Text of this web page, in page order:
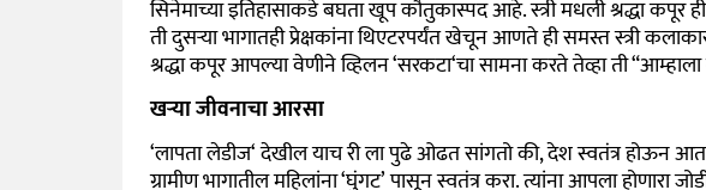
सिनेमाच्या इतिहासाकडे बघता खूप कौतुकास्पद आहे. स्त्री मधली श्रद्धा कपूर
ती दुसऱ्या भागातही प्रेक्षकांना थिएटरपर्यंत खेचून आणते ही समस्त स्त्री
श्रद्धा कपूर आपल्या वेणीने व्हिलन‘सरकटा‘चा सामना करते तेव्हा ती
खऱ्या जीवनाचा आरसा
‘लापता लेडीज‘देखील याच री ला पुढे ओढत सांगतो की,देश स्वतंत्र होऊन
ग्रामीण भागातील महिलांना‘घुंगट’पासून स्वतंत्र करा. त्यांना आपला होणारा